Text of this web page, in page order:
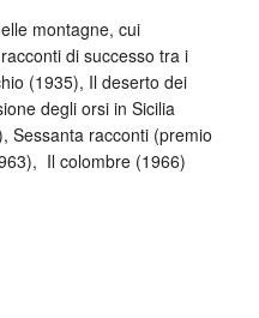
montagne, cui
di successo tra i
(1935), Il deserto dei
degli orsi in Sicilia
Sessanta racconti (premio
Il colombre (1966)